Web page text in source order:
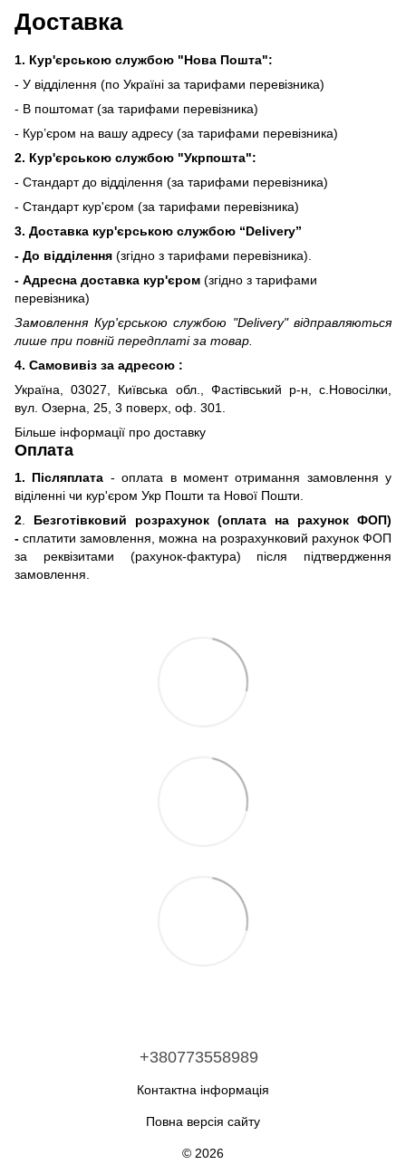
Доставка
1. Кур'єрською службою "Нова Пошта":
- У відділення (по Україні за тарифами перевізника)
- В поштомат (за тарифами перевізника)
- Кур’єром на вашу адресу (за тарифами перевізника)
2. Кур'єрською службою "Укрпошта":
- Стандарт до відділення (за тарифами перевізника)
- Стандарт кур'єром (за тарифами перевізника)
3. Доставка кур'єрською службою “Delivery”
- До відділення (згідно з тарифами перевізника).
- Адресна доставка кур'єром (згідно з тарифами
перевізника)
Замовлення Кур'єрською службою "Delivery" відправляються
лише при повній передплаті за товар.
4. Самовивіз за адресою :
Україна, 03027, Київська обл., Фастівський р-н, с.Новосілки,
вул. Озерна, 25, 3 поверх, оф. 301.
Більше інформації про доставку
Оплата
1. Післяплата - оплата в момент отримання замовлення у
віділенні чи кур'єром Укр Пошти та Нової Пошти.
2
Безготівковий розрахунок (оплата на рахунок ФОП)
-сплатити замовлення, можна на розрахунковий рахунок ФОП
за реквізитами (рахунок-фактура) після підтвердження
замовлення.
+380773558989
Контактна інформація
Повна версія сайту
© 2026